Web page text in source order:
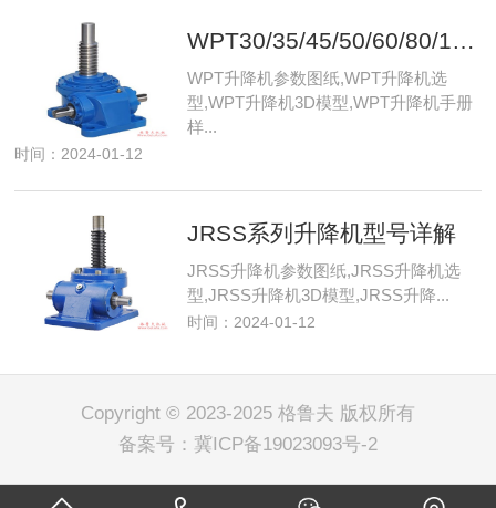
WPT30/35/45/50/60/80/100/120升降机型号全解析，选购指南与参数详解
WPT升降机参数图纸,WPT升降机选
型,WPT升降机3D模型,WPT升降机手册
样...
时间：2024-01-12
JRSS系列升降机型号详解
JRSS升降机参数图纸,JRSS升降机选
型,JRSS升降机3D模型,JRSS升降...
时间：2024-01-12
Copyright © 2023-2025 格鲁夫 版权所有
备案号： 冀ICP备19023093号-2